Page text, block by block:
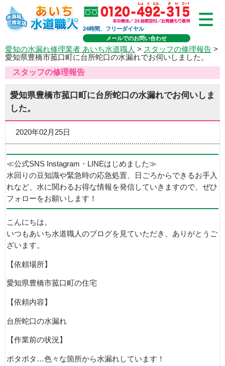
24時間、フリーダイヤル
メールでのお問い合わせ
愛知の水漏れ修理業者 あいち水道職人 > スタッフの修理報告 >
愛知県豊橋市菰口町に台所蛇口の水漏れでお伺いしました。
スタッフの修理報告
愛知県豊橋市菰口町に台所蛇口の水漏れでお伺いしま
した。
2020年02月25日
≪公式SNS Instagram・LINEはじめました≫
水回りの豆知識や緊急時の応急処置、日ごろからできるお手入
れなど、水に関わるお得な情報を発信していきますので、ぜひ
フォローをお願いします！
こんにちは。
いつもあいち水道職人のブログを見ていただき、ありがとうご
ざいます。
【依頼場所】
愛知県豊橋市菰口町の住宅
【依頼内容】
台所蛇口の水漏れ
【作業前の状況】
ポタポタ…色々な箇所から水漏れしています！